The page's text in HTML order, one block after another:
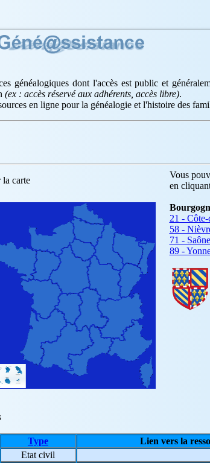
généalogiques dont l'accès est public et
(ex : accès réservé aux adhérents, accès libre).
en ligne pour la généalogie et l'histoire des
la carte
Vous
en
21 -
58 -
71 -
89 -
Type Lien vers la
Etat civil